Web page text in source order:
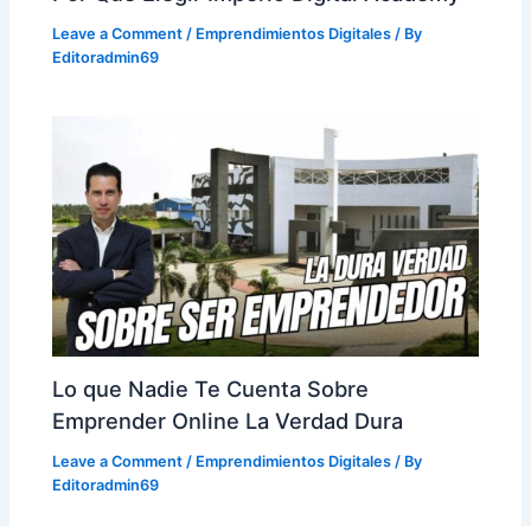
Leave a Comment / Emprendimientos Digitales / By
Editoradmin69
Lo que Nadie Te Cuenta Sobre
Emprender Online La Verdad Dura
Leave a Comment / Emprendimientos Digitales / By
Editoradmin69